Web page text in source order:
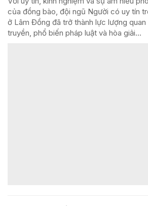
của đồng bào, đội ngũ Người có uy tín
ở Lâm Đồng đã trở thành lực lượng
truyền, phổ biến pháp luật và hòa giải...